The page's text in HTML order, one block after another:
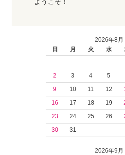
ようこそ！
2026年8月
日
月 火 水
2
3 4 5
9
10 11 12
16
17 18 19
23
24 25 26
30
31
2026年9月